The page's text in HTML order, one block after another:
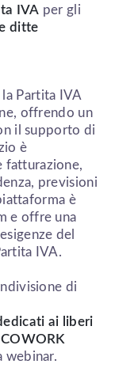
IVA per gli
ditte
Partita IVA
offrendo un
il supporto di
è
fatturazione,
previsioni
è
e offre una
del
IVA.
di
ai liberi
webinar.